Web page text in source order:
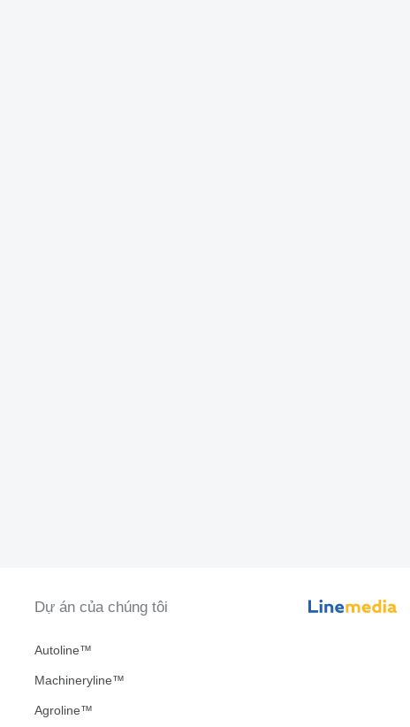
Dự án của chúng tôi
Autoline™
Machineryline™
Agroline™